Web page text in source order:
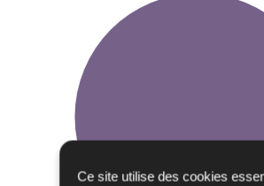
Ce site utilise des cookies